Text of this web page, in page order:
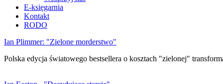
E-księgarnia
Kontakt
RODO
Ian Plimmer: "Zielone morderstwo"
Polska edycja światowego bestsellera o kosztach "zielonej"